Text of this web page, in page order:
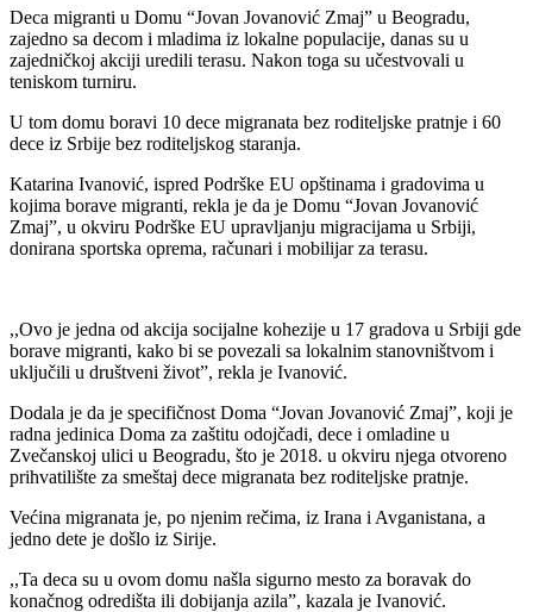
Deca migranti u Domu “Jovan Jovanović Zmaj” u Beogradu,
zajedno sa decom i mladima iz lokalne populacije, danas su u
zajedničkoj akciji uredili terasu. Nakon toga su učestvovali u
teniskom turniru.
U tom domu boravi 10 dece migranata bez roditeljske pratnje i 60
dece iz Srbije bez roditeljskog staranja.
Katarina Ivanović, ispred Podrške EU opštinama i gradovima u
kojima borave migranti, rekla je da je Domu “Jovan Jovanović
Zmaj”, u okviru Podrške EU upravljanju migracijama u Srbiji,
donirana sportska oprema, računari i mobilijar za terasu.
,,Ovo je jedna od akcija socijalne kohezije u 17 gradova u Srbiji gde
borave migranti, kako bi se povezali sa lokalnim stanovništvom i
uključili u društveni život”, rekla je Ivanović.
Dodala je da je specifičnost Doma “Jovan Jovanović Zmaj”, koji je
radna jedinica Doma za zaštitu odojčadi, dece i omladine u
Zvečanskoj ulici u Beogradu, što je 2018. u okviru njega otvoreno
prihvatilište za smeštaj dece migranata bez roditeljske pratnje.
Većina migranata je, po njenim rečima, iz Irana i Avganistana, a
jedno dete je došlo iz Sirije.
,,Ta deca su u ovom domu našla sigurno mesto za boravak do
konačnog odredišta ili dobijanja azila”, kazala je Ivanović.